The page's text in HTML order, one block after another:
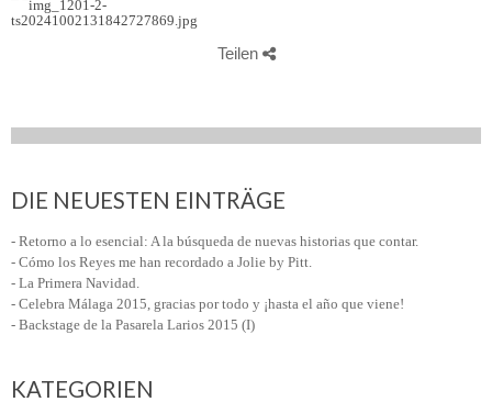
Teilen
DIE NEUESTEN EINTRÄGE
- Retorno a lo esencial: A la búsqueda de nuevas historias que contar.
- Cómo los Reyes me han recordado a Jolie by Pitt.
- La Primera Navidad.
- Celebra Málaga 2015, gracias por todo y ¡hasta el año que viene!
- Backstage de la Pasarela Larios 2015 (I)
KATEGORIEN